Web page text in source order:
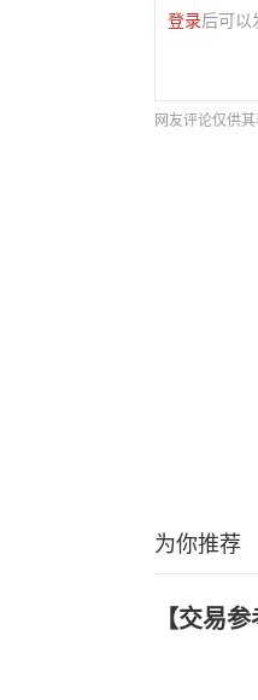
登录后可以
网友评论仅供
为你推荐
【交易